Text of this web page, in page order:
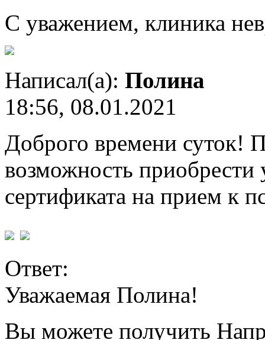
С уважением, клиника
Написал(а): Полина
18:56, 08.01.2021
Доброго времени суток!
возможность приобрести
сертификата на прием к
Ответ:
Уважаемая Полина!
Вы можете получить